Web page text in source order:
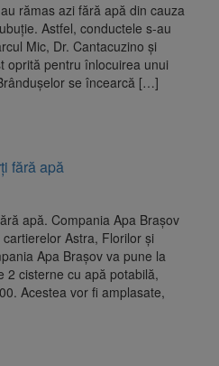
în jumătatea estică a Transilvaniei
rămas azi fără apă din cauza
Astfel, conductele s-au
Mic, Dr. Cantacuzino și
oprită pentru înlocuirea unui
se încearcă […]
fără apă
apă. Compania Apa Brașov
Astra, Florilor și
Apa Brașov va pune la
2 cisterne cu apă potabilă,
Acestea vor fi amplasate,